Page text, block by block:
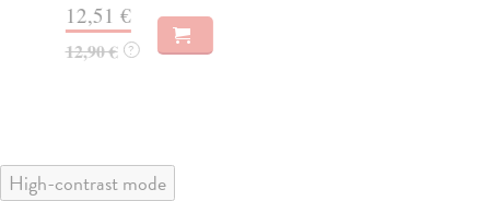
12,51 €
12,90 € ?
High-contrast mode